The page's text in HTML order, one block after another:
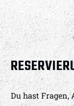
Du hast